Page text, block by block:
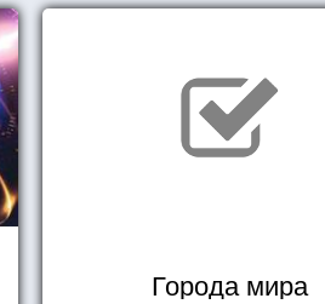
Города мира